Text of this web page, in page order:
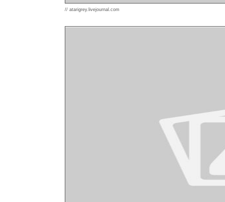
// atarigrey.livejournal.com